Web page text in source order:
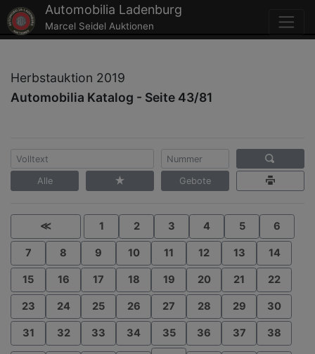
Automobilia Ladenburg
Marcel Seidel Auktionen
Herbstauktion 2019
Automobilia Katalog - Seite 43/81
Alle Gebote
≪ 1 2 3 4 5 6
7 8 9 10 11 12 13 14
15 16 17 18 19 20 21 22
23 24 25 26 27 28 29 30
31 32 33 34 35 36 37 38